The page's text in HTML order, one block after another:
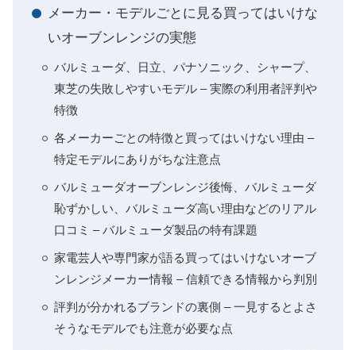
メーカー・モデルごとに見る買ってはいけな
いオーブンレンジの実態
バルミューダ、日立、パナソニック、シャープ、
東芝の失敗しやすいモデル – 実際の利用者評判や
特徴
各メーカーごとの特徴と買ってはいけない理由 –
特定モデルにありがちな注意点
バルミューダオーブンレンジ後悔、バルミューダ
恥ずかしい、バルミューダ高い理由などのリアル
口コミ – バルミューダ製品の特有課題
家電芸人や専門家が語る買ってはいけないオーブ
ンレンジメーカー情報 – 信頼できる情報から判別
評判が分かれるブランドの裏側 – 一見するとよさ
そうなモデルでも注意が必要な点